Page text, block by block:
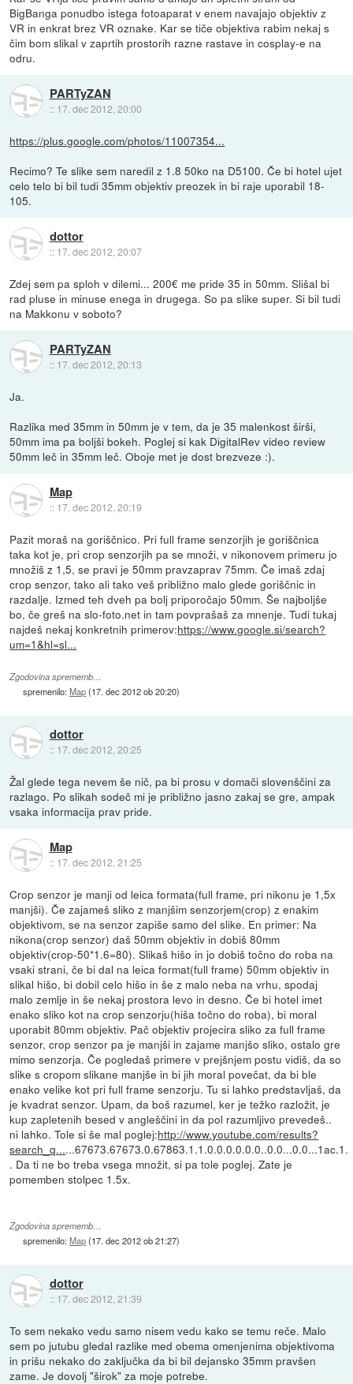
BigBanga ponudbo istega fotoaparat v enem navajajo objektiv z
VR in enkrat brez VR oznake. Kar se tiče objektiva rabim nekaj s
čim bom slikal v zaprtih prostorih razne rastave in cosplay-e na
odru.
PARTyZAN
:: 17. dec 2012, 20:00
https://plus.google.com/photos/11007354...
Recimo? Te slike sem naredil z 1.8 50ko na D5100. Če bi hotel ujet
celo telo bi bil tudi 35mm objektiv preozek in bi raje uporabil 18-
105.
dottor
:: 17. dec 2012, 20:07
Zdej sem pa sploh v dilemi... 200€ me pride 35 in 50mm. Slišal bi
rad pluse in minuse enega in drugega. So pa slike super. Si bil tudi
na Makkonu v soboto?
PARTyZAN
:: 17. dec 2012, 20:13
Ja.
Razlika med 35mm in 50mm je v tem, da je 35 malenkost širši,
50mm ima pa boljši bokeh. Poglej si kak DigitalRev video review
50mm leč in 35mm leč. Oboje met je dost brezveze :).
Map
:: 17. dec 2012, 20:19
Pazit moraš na goriščnico. Pri full frame senzorjih je goriščnica
taka kot je, pri crop senzorjih pa se množi, v nikonovem primeru jo
množiš z 1,5, se pravi je 50mm pravzaprav 75mm. Če imaš zdaj
crop senzor, tako ali tako veš približno malo glede goriščnic in
razdalje. Izmed teh dveh pa bolj priporočajo 50mm. Še najboljše
bo, če greš na slo-foto.net in tam povprašaš za mnenje. Tudi tukaj
najdeš nekaj konkretnih primerov:https://www.google.si/search?
um=1&hl=sl...
Zgodovina sprememb…
spremenilo:Map(17. dec 2012 ob 20:20)
dottor
:: 17. dec 2012, 20:25
Žal glede tega nevem še nič, pa bi prosu v domači slovenščini za
razlago. Po slikah sodeč mi je približno jasno zakaj se gre, ampak
vsaka informacija prav pride.
Map
:: 17. dec 2012, 21:25
Crop senzor je manji od leica formata(full frame, pri nikonu je 1,5x
manjši). Če zajameš sliko z manjšim senzorjem(crop) z enakim
objektivom, se na senzor zapiše samo del slike. En primer: Na
nikona(crop senzor) daš 50mm objektiv in dobiš 80mm
objektiv(crop-50*1.6=80). Slikaš hišo in jo dobiš točno do roba na
vsaki strani, če bi dal na leica format(full frame) 50mm objektiv in
slikal hišo, bi dobil celo hišo in še z malo neba na vrhu, spodaj
malo zemlje in še nekaj prostora levo in desno. Če bi hotel imet
enako sliko kot na crop senzorju(hiša točno do roba), bi moral
uporabit 80mm objektiv. Pač objektiv projecira sliko za full frame
senzor, crop senzor pa je manjši in zajame manjšo sliko, ostalo gre
mimo senzorja. Če pogledaš primere v prejšnjem postu vidiš, da so
slike s cropom slikane manjše in bi jih moral povečat, da bi ble
enako velike kot pri full frame senzorju. Tu si lahko predstavljaš, da
je kvadrat senzor. Upam, da boš razumel, ker je težko razložit, je
kup zapletenih besed v angleščini in da pol razumljivo prevedeš..
ni lahko. Tole si še mal poglej:http://www.youtube.com/results?
search_q......67673.67673.0.67863.1.1.0.0.0.0.0.0..0.0...0.0...1ac.1.
. Da ti ne bo treba vsega množit, si pa tole poglej. Zate je
pomemben stolpec 1.5x.
Zgodovina sprememb…
spremenilo:Map(17. dec 2012 ob 21:27)
dottor
:: 17. dec 2012, 21:39
To sem nekako vedu samo nisem vedu kako se temu reče. Malo
sem po jutubu gledal razlike med obema omenjenima objektivoma
in prišu nekako do zaključka da bi bil dejansko 35mm pravšen
zame. Je dovolj "širok" za moje potrebe.